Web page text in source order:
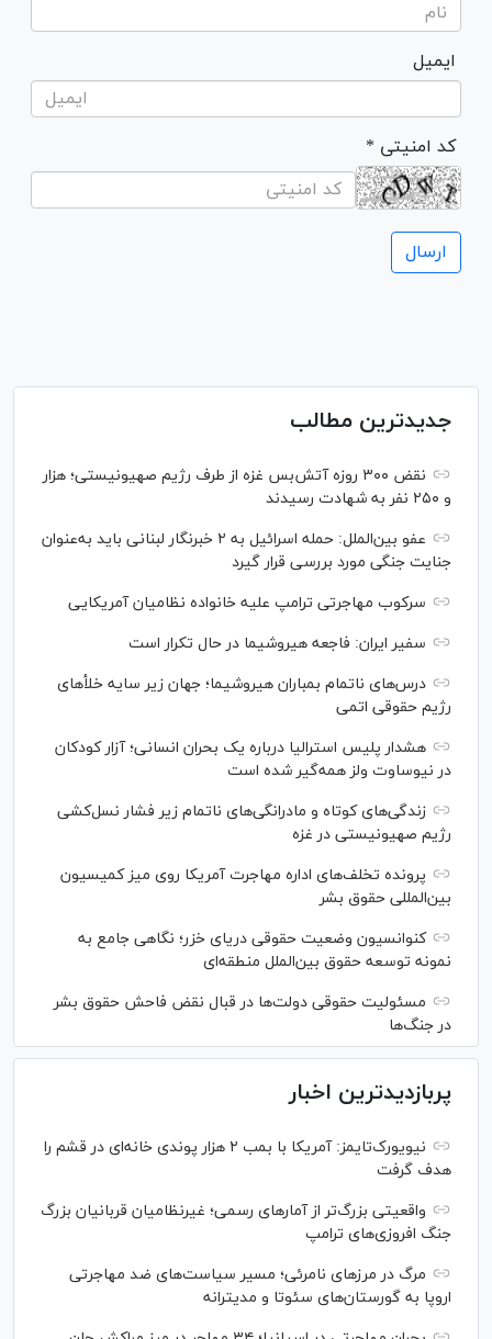
ایمیل
* کد امنیتی
جدیدترین مطالب
نقض ۳۰۰ روزه آتش‌بس غزه از طرف رژیم صهیونیستی؛ هزار
و ۲۵۰ نفر به شهادت رسیدند
عفو بین‌الملل: حمله اسرائیل به ۲ خبرنگار لبنانی باید به‌عنوان
جنایت جنگی مورد بررسی قرار گیرد
سرکوب مهاجرتی ترامپ علیه خانواده نظامیان آمریکایی
سفیر ایران: فاجعه هیروشیما در حال تکرار است
درس‌های ناتمام بمباران هیروشیما؛ جهان زیر سایه خلأ‌های
رژیم حقوقی اتمی
هشدار پلیس استرالیا درباره یک بحران انسانی؛ آزار کودکان
در نیوساوت ولز همه‌گیر شده است
زندگی‌های کوتاه و مادرانگی‌های ناتمام زیر فشار نسل‌کشی
رژیم صهیونیستی در غزه
پرونده تخلف‌های اداره مهاجرت آمریکا روی میز کمیسیون
بین‌المللی حقوق بشر
کنوانسیون وضعیت حقوقی دریای خزر؛ نگاهی جامع به
نمونه توسعه حقوق بین‌الملل منطقه‌ای
مسئولیت حقوقی دولت‌ها در قبال نقض‌ فاحش حقوق بشر
در جنگ‌ها
پربازدیدترین اخبار
نیویورک‌تایمز: آمریکا با بمب ۲ هزار پوندی خانه‌ای در قشم را
هدف گرفت
واقعیتی بزرگ‌تر از آمار‌های رسمی؛ غیرنظامیان قربانیان بزرگ
جنگ افروزی‌های ترامپ
مرگ در مرز‌های نامرئی؛ مسیر سیاست‌های ضد مهاجرتی
اروپا به گورستان‌های سئوتا و مدیترانه